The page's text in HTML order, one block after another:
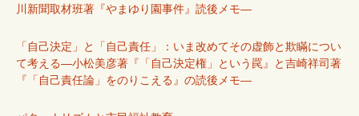
川新聞取材班著『やまゆり園事件』読後メモ―
「自己決定」と「自己責任」：いま改めてその虚飾と欺瞞につい
て考える―小松美彦著『「自己決定権」という罠』と吉崎祥司著
『「自己責任論」をのりこえる』の読後メモ―